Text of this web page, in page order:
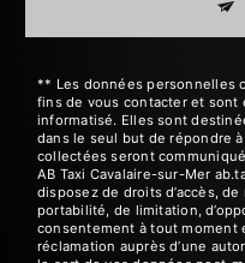
** Les données personnelles
fins de vous contacter et
informatisé. Elles sont
dans le seul but de répondre
collectées seront
AB Taxi Cavalaire-sur-Mer
disposez de droits d’accès,
portabilité, de limitation,
consentement à tout moment
réclamation auprès d’une